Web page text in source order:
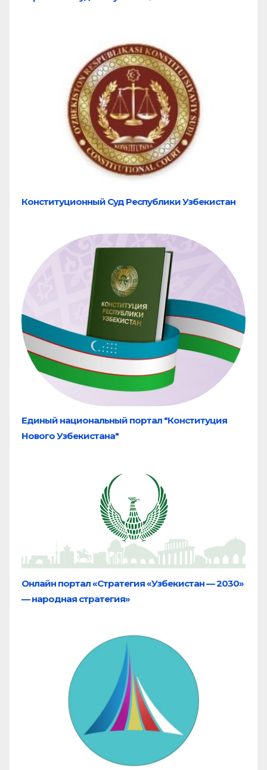
Конституционный Суд Республики Узбекистан
Единый национальный портал "Конституция
Нового Узбекистана"
Онлайн портал «Стратегия «Узбекистан — 2030»
— народная стратегия»